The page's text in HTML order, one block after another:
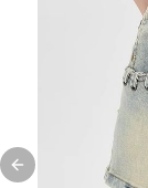
Previous slide